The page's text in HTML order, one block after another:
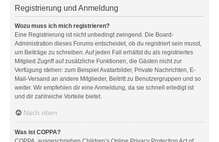
Registrierung und Anmeldung
Wozu muss ich mich registrieren?
Eine Registrierung ist nicht unbedingt zwingend. Die Board-
Administration dieses Forums entscheidet, ob du registriert sein musst,
um Beiträge zu schreiben. Auf jeden Fall erhältst du als registriertes
Mitglied Zugriff auf zusätzliche Funktionen, die Gästen nicht zur
Verfügung stehen: zum Beispiel Avatarbilder, Private Nachrichten, E-
Mail-Versand an andere Mitglieder, Beitritt zu Benutzergruppen und so
weiter. Wir empfehlen dir eine Anmeldung, da sie schnell erledigt ist
und dir zahlreiche Vorteile bietet.
Nach oben
Was ist COPPA?